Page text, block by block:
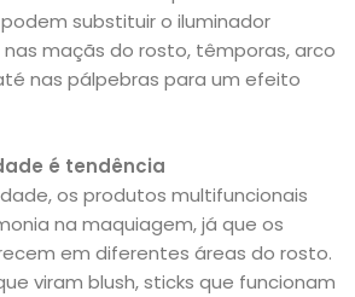
substituir o iluminador
nas maçãs do rosto, têmporas, arco
nas pálpebras para um efeito
é tendência
os produtos multifuncionais
na maquiagem, já que os
em diferentes áreas do rosto.
viram blush, sticks que funcionam